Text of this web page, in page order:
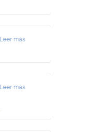
Leer más
Leer más